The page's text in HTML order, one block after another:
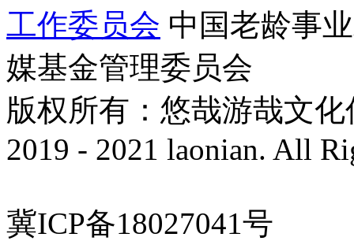
工作委员会 中国老龄事
媒基金管理委员会
版权所有：悠哉游哉文
2019 - 2021 laonian. All
冀ICP备18027041号